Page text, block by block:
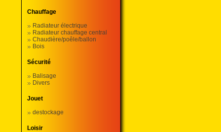
Chauffage
Radiateur électrique
Radiateur chauffage central
Chaudière/poêle/ballon
Bois
Sécurité
Balisage
Divers
Jouet
destockage
Loisir